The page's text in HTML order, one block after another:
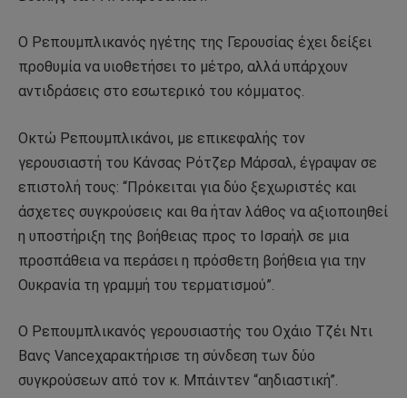
Ο Ρεπουμπλικανός ηγέτης της Γερουσίας έχει δείξει
προθυμία να υιοθετήσει το μέτρο, αλλά υπάρχουν
αντιδράσεις στο εσωτερικό του κόμματος.
Οκτώ Ρεπουμπλικάνοι, με επικεφαλής τον
γερουσιαστή του Κάνσας Ρότζερ Μάρσαλ, έγραψαν σε
επιστολή τους: “Πρόκειται για δύο ξεχωριστές και
άσχετες συγκρούσεις και θα ήταν λάθος να αξιοποιηθεί
η υποστήριξη της βοήθειας προς το Ισραήλ σε μια
προσπάθεια να περάσει η πρόσθετη βοήθεια για την
Ουκρανία τη γραμμή του τερματισμού”.
Ο Ρεπουμπλικανός γερουσιαστής του Οχάιο Τζέι Ντι
Βανς Vanceχαρακτήρισε τη σύνδεση των δύο
συγκρούσεων από τον κ. Μπάιντεν “αηδιαστική”.